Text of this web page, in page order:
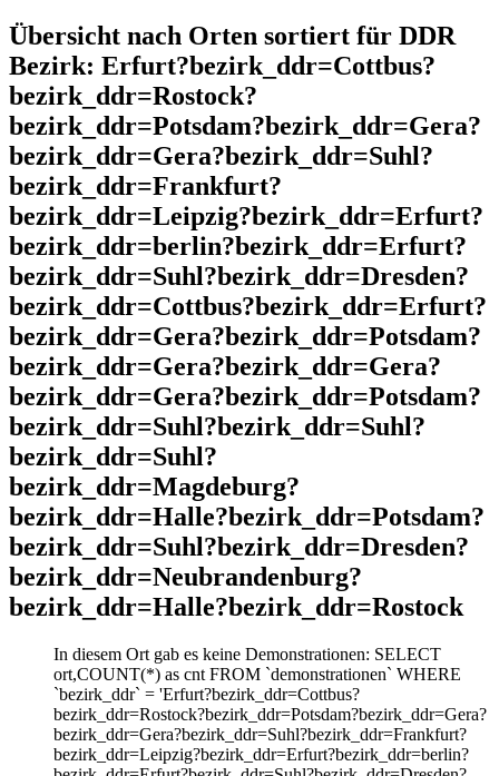
Übersicht nach Orten sortiert für DDR
Bezirk: Erfurt?bezirk_ddr=Cottbus?
bezirk_ddr=Rostock?
bezirk_ddr=Potsdam?bezirk_ddr=Gera?
bezirk_ddr=Gera?bezirk_ddr=Suhl?
bezirk_ddr=Frankfurt?
bezirk_ddr=Leipzig?bezirk_ddr=Erfurt?
bezirk_ddr=berlin?bezirk_ddr=Erfurt?
bezirk_ddr=Suhl?bezirk_ddr=Dresden?
bezirk_ddr=Cottbus?bezirk_ddr=Erfurt?
bezirk_ddr=Gera?bezirk_ddr=Potsdam?
bezirk_ddr=Gera?bezirk_ddr=Gera?
bezirk_ddr=Gera?bezirk_ddr=Potsdam?
bezirk_ddr=Suhl?bezirk_ddr=Suhl?
bezirk_ddr=Suhl?
bezirk_ddr=Magdeburg?
bezirk_ddr=Halle?bezirk_ddr=Potsdam?
bezirk_ddr=Suhl?bezirk_ddr=Dresden?
bezirk_ddr=Neubrandenburg?
bezirk_ddr=Halle?bezirk_ddr=Rostock
In diesem Ort gab es keine Demonstrationen: SELECT
ort,COUNT(*) as cnt FROM `demonstrationen` WHERE
`bezirk_ddr` = 'Erfurt?bezirk_ddr=Cottbus?
bezirk_ddr=Rostock?bezirk_ddr=Potsdam?bezirk_ddr=Gera?
bezirk_ddr=Gera?bezirk_ddr=Suhl?bezirk_ddr=Frankfurt?
bezirk_ddr=Leipzig?bezirk_ddr=Erfurt?bezirk_ddr=berlin?